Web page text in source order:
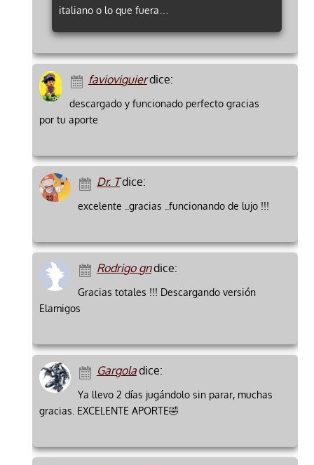
italiano o lo que fuera…
favioviguierdice:
descargado y funcionado perfecto gracias
por tu aporte
Dr. Tdice:
excelente ..gracias ..funcionando de lujo !!!
Rodrigo gndice:
Gracias totales !!! Descargando versión
Elamigos
Gargoladice:
Ya llevo 2 días jugándolo sin parar, muchas
gracias. EXCELENTE APORTE🤣